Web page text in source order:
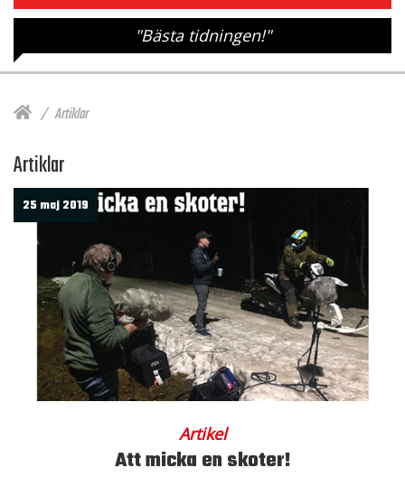
"Bästa tidningen!"
Artiklar
Artiklar
25 maj 2019
Artikel
Att micka en skoter!